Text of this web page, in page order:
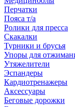
Перчатки
Пояса т/а
Ролики для пресса
Скакалки
Турники и брусья
Упоры для
Утяжелители
Эспандеры
Кардиотренажеры
Аксессуары
Беговые дорожки